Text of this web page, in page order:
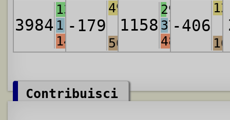
3984
1380
1183
1421
-179
4915
5094
1158
299
372
487
-406
Contribuisci